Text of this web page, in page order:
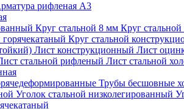
рифленая А3
Круг стальной 8 мм Круг
Круг стальной
Лист конструкционный Лист
стальной рифленый Лист стальной
Трубы бесшовные
Уголок стальной низколегированный